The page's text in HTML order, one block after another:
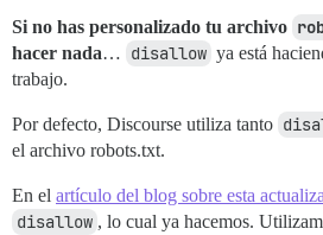
Si no has personalizado tu archivo
hacer nada… disallow ya está
trabajo.
Por defecto, Discourse utiliza tanto
el archivo robots.txt.
En el artículo del blog sobre esta
disallow , lo cual ya hacemos.